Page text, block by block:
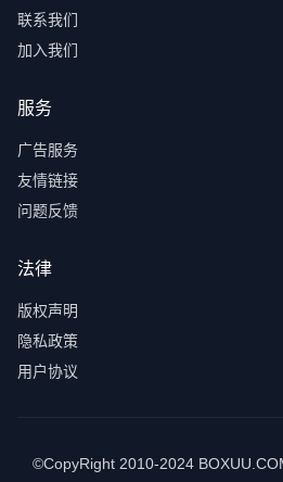
联系我们
加入我们
服务
广告服务
友情链接
问题反馈
法律
版权声明
隐私政策
用户协议
©CopyRight 2010-2024